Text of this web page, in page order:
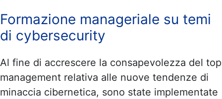
Formazione manageriale su temi
di cybersecurity
Al fine di accrescere la consapevolezza del top
management relativa alle nuove tendenze di
minaccia cibernetica, sono state implementate